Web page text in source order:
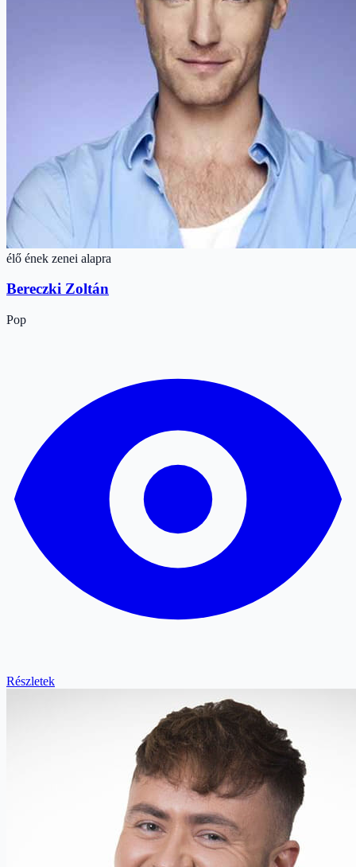
élő ének zenei alapra
Bereczki Zoltán
Pop
Részletek